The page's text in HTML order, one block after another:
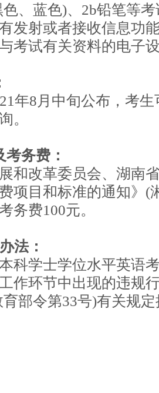
、蓝色)、2b铅笔等
发射或者接收信息功
考试有关资料的电子
年8月中旬公布，考
。
务费：
和改革委员会、湖南
项目和标准的通知》(
务费100元。
法：
科学士学位水平英语
作环节中出现的违规
部令第33号)有关规